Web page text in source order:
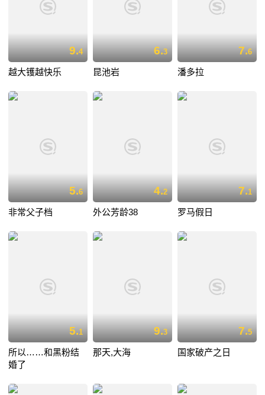
9.4
越大镬越快乐
6.3
昆池岩
7.6
潘多拉
5.6
非常父子档
4.2
外公芳龄38
7.1
罗马假日
5.1
所以……和黑粉结
婚了
9.3
那天,大海
7.5
国家破产之日